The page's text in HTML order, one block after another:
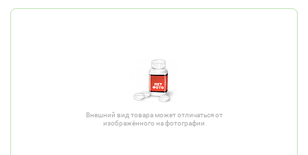
Внешний вид товара может отличаться от
изображённого на фотографии